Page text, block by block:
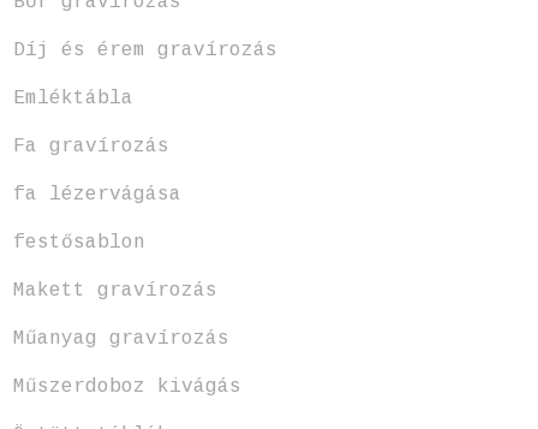
Díj és érem gravírozás
Emléktábla
Fa gravírozás
fa lézervágása
festősablon
Makett gravírozás
Műanyag gravírozás
Műszerdoboz kivágás